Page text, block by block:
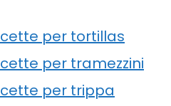
per tortillas
per tramezzini
per trippa